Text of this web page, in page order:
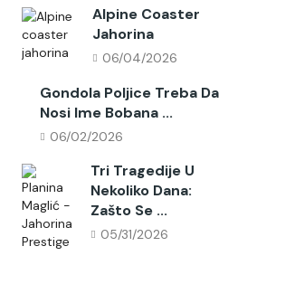
Alpine Coaster Jahorina
06/04/2026
Alpine Coaster Jahorina – The
Longest Mountain Rail Coaster and a
Must-Visit Summer Attraction Alpine
Alpine Coaster
Jahorina
06/04/2026
Gondola Poljice Treba Da
Nosi Ime Bobana ...
06/02/2026
Tri Tragedije U
Nekoliko Dana:
Zašto Se ...
05/31/2026